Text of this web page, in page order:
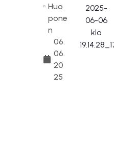
Huo
pone
n
06.
06.
20
25